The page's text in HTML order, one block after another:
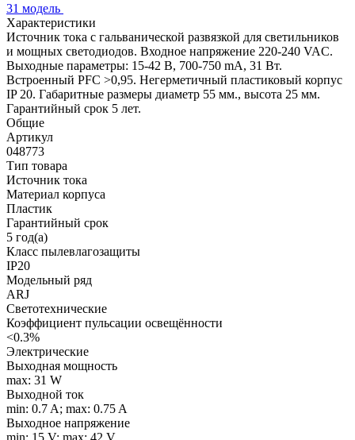
31 модель
Характеристики
Источник тока с гальванической развязкой для светильников
и мощных светодиодов. Входное напряжение 220-240 VAC.
Выходные параметры: 15-42 В, 700-750 mА, 31 Вт.
Встроенный PFC >0,95. Негерметичный пластиковый корпус
IP 20. Габаритные размеры диаметр 55 мм., высота 25 мм.
Гарантийный срок 5 лет.
Общие
Артикул
048773
Тип товара
Источник тока
Материал корпуса
Пластик
Гарантийный срок
5 год(а)
Класс пылевлагозащиты
IP20
Модельный ряд
ARJ
Светотехнические
Коэффициент пульсации освещённости
<0.3%
Электрические
Выходная мощность
max: 31 W
Выходной ток
min: 0.7 A; max: 0.75 A
Выходное напряжение
min: 15 V; max: 42 V